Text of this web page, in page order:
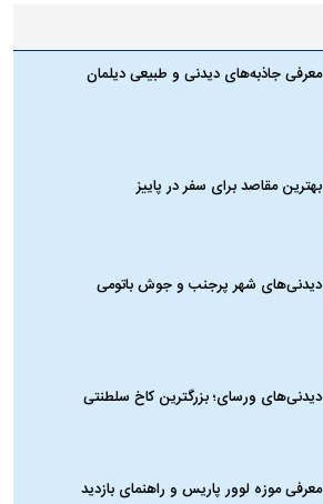
معرفی جاذبه‌های دیدنی و طبیعی دیلمان
بهترین مقاصد برای سفر در پاییز
دیدنی‌های شهر پرجنب و جوش باتومی
دیدنی‌های ورسای؛ بزرگترین کاخ سلطنتی
معرفی موزه لوور پاریس و راهنمای بازدید